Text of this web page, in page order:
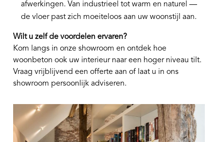
afwerkingen. Van industrieel tot warm en naturel —
de vloer past zich moeiteloos aan uw woonstijl aan.
Wilt u zelf de voordelen ervaren?
Kom langs in onze showroom en ontdek hoe
woonbeton ook uw interieur naar een hoger niveau tilt.
Vraag vrijblijvend een offerte aan of laat u in ons
showroom persoonlijk adviseren.